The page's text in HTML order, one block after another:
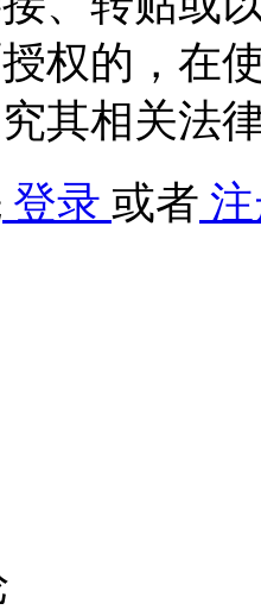
权的，在
其相关法
登录 或者